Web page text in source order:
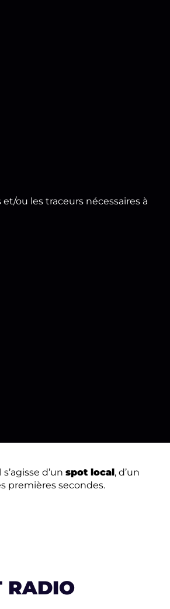
ou les traceurs nécessaires à
d’un spot local, d’un
premières secondes.
RADIO